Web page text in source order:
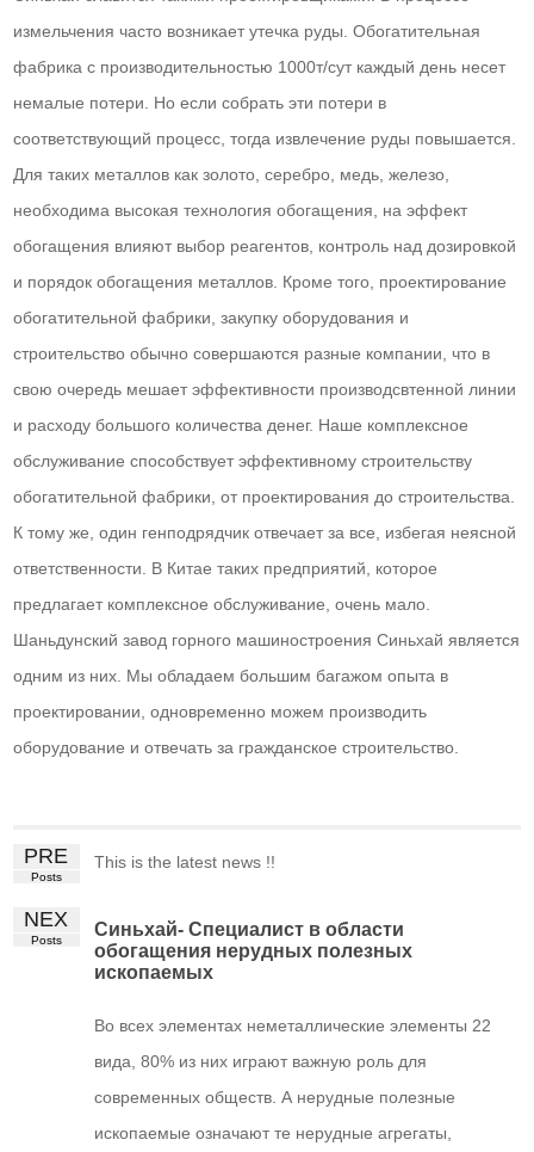
измельчения часто возникает утечка руды. Обогатительная
фабрика с производительностью 1000т/сут каждый день несет
немалые потери. Но если собрать эти потери в
соответствующий процесс, тогда извлечение руды повышается.
Для таких металлов как золото, серебро, медь, железо,
необходима высокая технология обогащения, на эффект
обогащения влияют выбор реагентов, контроль над дозировкой
и порядок обогащения металлов. Кроме того, проектирование
обогатительной фабрики, закупку оборудования и
строительство обычно совершаются разные компании, что в
свою очередь мешает эффективности производсвтенной линии
и расходу большого количества денег. Наше комплексное
обслуживание способствует эффективному строительству
обогатительной фабрики, от проектирования до строительства.
К тому же, один генподрядчик отвечает за все, избегая неясной
ответственности. В Китае таких предприятий, которое
предлагает комплексное обслуживание, очень мало.
Шаньдунский завод горного машиностроения Синьхай является
одним из них. Мы обладаем большим багажом опыта в
проектировании, одновременно можем производить
оборудование и отвечать за гражданское строительство.
PRE
Posts
This is the latest news !!
NEX
Posts
Синьхай- Специалист в области
обогащения нерудных полезных
ископаемых
Во всех элементах неметаллические элементы 22
вида, 80% из них играют важную роль для
современных обществ. А нерудные полезные
ископаемые означают те нерудные агрегаты,